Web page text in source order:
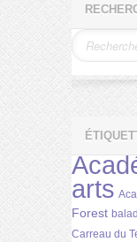
arts
Forest
Carreau du